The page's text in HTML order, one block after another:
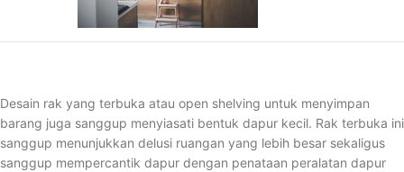
Desain rak yang terbuka atau open shelving untuk menyimpan
barang juga sanggup menyiasati bentuk dapur kecil. Rak terbuka ini
sanggup menunjukkan delusi ruangan yang lebih besar sekaligus
sanggup mempercantik dapur dengan penataan peralatan dapur